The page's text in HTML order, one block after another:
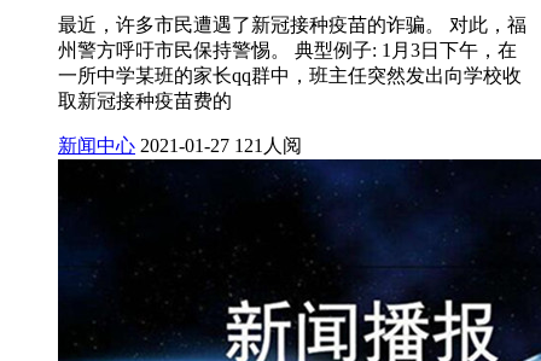
最近，许多市民遭遇了新冠接种疫苗的诈骗。 对此，福
州警方呼吁市民保持警惕。 典型例子: 1月3日下午，在
一所中学某班的家长qq群中，班主任突然发出向学校收
取新冠接种疫苗费的
新闻中心 2021-01-27 121人阅